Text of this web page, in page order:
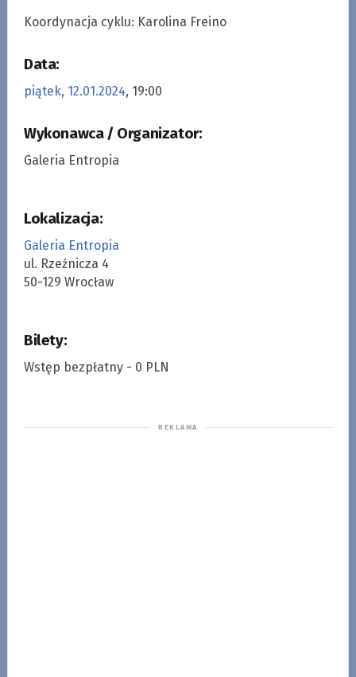
Koordynacja cyklu: Karolina Freino
Data:
piątek, 12.01.2024, 19:00
Wykonawca / Organizator:
Galeria Entropia
Lokalizacja:
Galeria Entropia
ul. Rzeźnicza 4
50-129 Wrocław
Bilety:
Wstęp bezpłatny - 0 PLN